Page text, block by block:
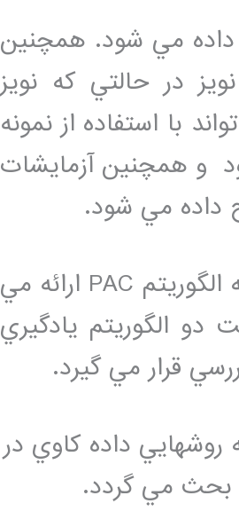
مي شود. همچنين
در حالتي که نويز
با استفاده از نمونه
و همچنين آزمايشات
داده مي شود.
در قسمت بعد الگوريتمهايي براي آموزش نويزي از جمله الگوريتم PAC ارائه مي
الگوريتم يادگيري
قرار مي گيرد.
روشهايي داده کاوي در
بحث مي گردد.